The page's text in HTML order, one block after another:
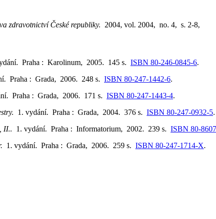
zdravotnictví České republiky. 2004, vol. 2004, no. 4, s. 2-8,
Praha : Karolinum, 2005. 145 s. ISBN 80-246-0845-6.
Praha : Grada, 2006. 248 s. ISBN 80-247-1442-6.
Praha : Grada, 2006. 171 s. ISBN 80-247-1443-4.
1. vydání. Praha : Grada, 2004. 376 s. ISBN 80-247-0932-5.
II.. 1. vydání. Praha : Informatorium, 2002. 239 s. ISBN 80-
1. vydání. Praha : Grada, 2006. 259 s. ISBN 80-247-1714-X.